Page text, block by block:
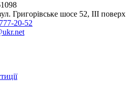
Григорівське шосе 52, ІІІ поверх
20-52